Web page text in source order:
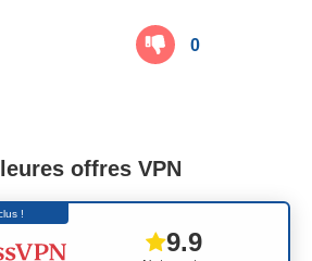
0
offres VPN
!
9.9